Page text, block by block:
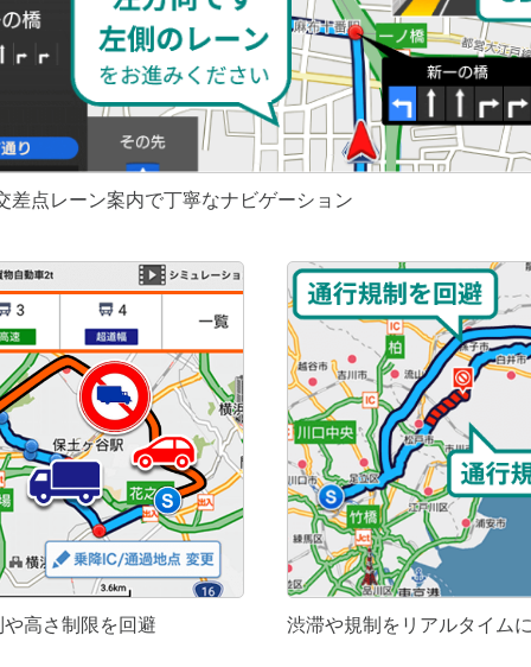
差点レーン案内で丁寧なナビゲーション
高さ制限を回避 渋滞や規制をリアルタイム